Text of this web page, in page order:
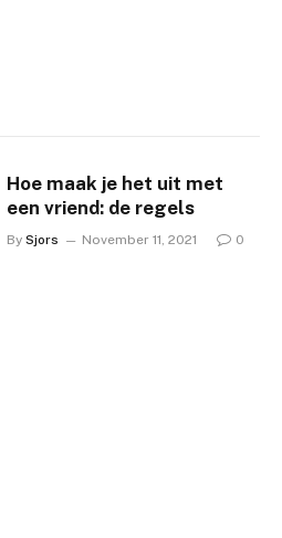
Hoe maak je het uit met
een vriend: de regels
By Sjors November 11, 2021 0